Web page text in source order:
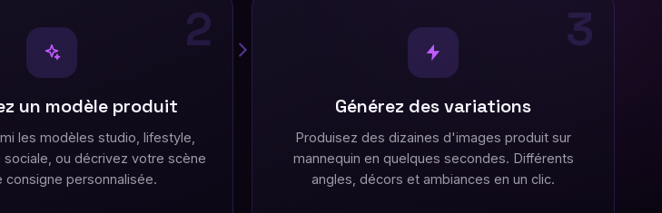
2
un modèle produit
les modèles studio, lifestyle,
sociale, ou décrivez votre scène
consigne personnalisée.
3
Générez des variations
Produisez des dizaines d'images produit sur
mannequin en quelques secondes. Différents
angles, décors et ambiances en un clic.